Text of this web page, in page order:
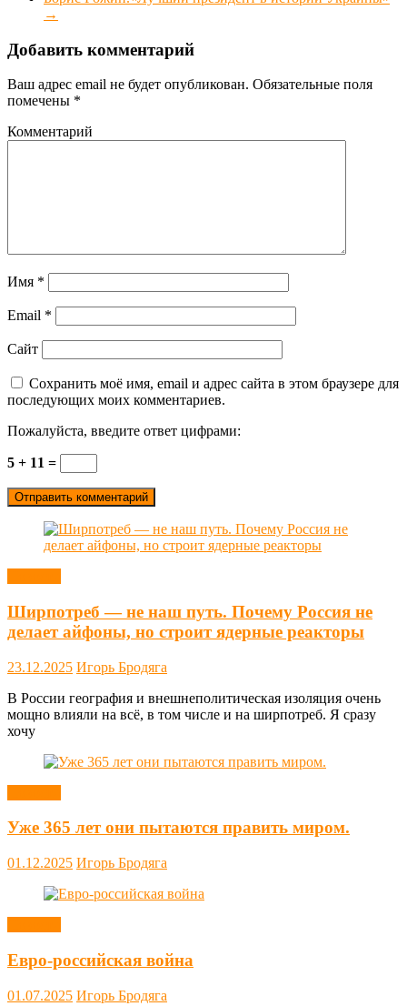
→
Добавить комментарий
Ваш адрес email не будет опубликован. Обязательные поля
помечены *
Комментарий
Имя *
Email *
Сайт
Сохранить моё имя, email и адрес сайта в этом браузере для
последующих моих комментариев.
Пожалуйста, введите ответ цифрами:
5 + 11 =
Ширпотреб — не наш путь. Почему Россия не
делает айфоны, но строит ядерные реакторы
23.12.2025 Игорь Бродяга
В России география и внешнеполитическая изоляция очень
мощно влияли на всё, в том числе и на ширпотреб. Я сразу
хочу
Уже 365 лет они пытаются править миром.
01.12.2025 Игорь Бродяга
Евро-российская война
01.07.2025 Игорь Бродяга